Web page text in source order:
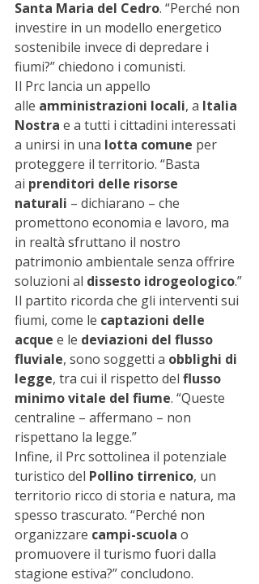
Santa Maria del Cedro. “Perché non
investire in un modello energetico
sostenibile invece di depredare i
fiumi?” chiedono i comunisti.
Il Prc lancia un appello
alle amministrazioni locali, a Italia
Nostra e a tutti i cittadini interessati
a unirsi in una lotta comune per
proteggere il territorio. “Basta
ai prenditori delle risorse
naturali – dichiarano – che
promettono economia e lavoro, ma
in realtà sfruttano il nostro
patrimonio ambientale senza offrire
soluzioni al dissesto idrogeologico.”
Il partito ricorda che gli interventi sui
fiumi, come le captazioni delle
acque e le deviazioni del flusso
fluviale, sono soggetti a obblighi di
legge, tra cui il rispetto del flusso
minimo vitale del fiume. “Queste
centraline – affermano – non
rispettano la legge.”
Infine, il Prc sottolinea il potenziale
turistico del Pollino tirrenico, un
territorio ricco di storia e natura, ma
spesso trascurato. “Perché non
organizzare campi-scuola o
promuovere il turismo fuori dalla
stagione estiva?” concludono.